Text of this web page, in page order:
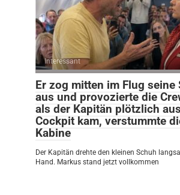
Interessant
Er zog mitten im Flug seine
aus und provozierte die
als der Kapitän plötzlich
Cockpit kam, verstummte
Kabine
Der Kapitän drehte den kleinen Schuh
Hand. Markus stand jetzt vollkommen